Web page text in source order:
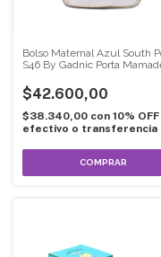
Bolso Maternal Azul South
S46 By Gadnic Porta
$42.600,00
$38.340,00 con 10%
efectivo o transferencia